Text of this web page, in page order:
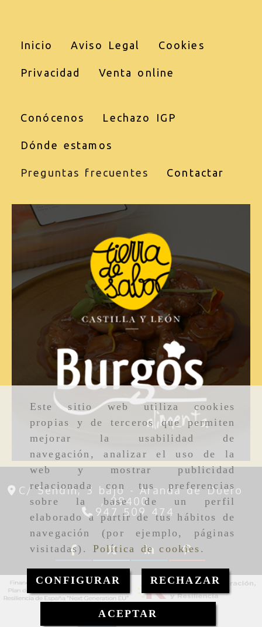
Este sitio web utiliza cookies
propias y de terceros que permiten
mejorar la usabilidad de
navegación, analizar el uso de la
web y mostrar publicidad
relacionada con tus preferencias
sobre la base de un perfil
elaborado a partir de tus hábitos de
navegación (por ejemplo, páginas
visitadas). Política de cookies .
CONFIGURAR RECHAZAR
ACEPTAR
Inicio Aviso Legal Cookies
Privacidad Venta online
Conócenos Lechazo IGP
Dónde estamos
Preguntas frecuentes Contactar
C/ Sendín, 3 bajo -Aranda de Duero
,09400
947 509 474